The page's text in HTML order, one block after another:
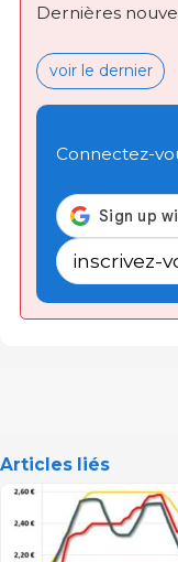
Dernières
voir le dernier
Connectez-
inscrivez-
Articles liés